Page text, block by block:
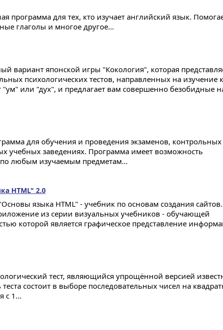
программа для тех, кто изучает английский язык.
глаголы и многое другое...
вариант японской игры "Кокология", которая
психологических тестов, направленных на изучение
"ум" или "дух", и предлагает вам совершенно безобидные
для обучения и проведения экзаменов,
учебных заведениях. Программа имеет возможность
любым изучаемым предметам...
HTML" 2.0
языка HTML" - учебник по основам создания сайтов.
из серии визуальных учебников - обучающей
которой является графическое представление
тест, являющийся упрощённой версией
теста состоит в выборе последовательных чисел на
с 1...